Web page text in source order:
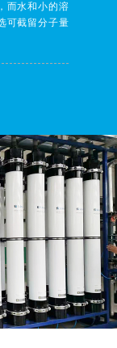
而水和小的溶
可截留分子量